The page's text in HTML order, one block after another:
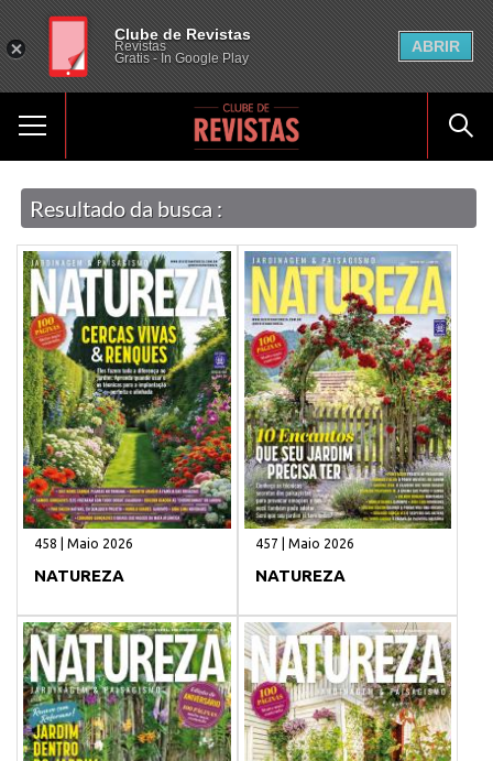
Resultado da busca :
458 | Maio 2026
NATUREZA
457 | Maio 2026
NATUREZA
Clube de Revistas
Revistas
Gratis - In Google Play
ABRIR